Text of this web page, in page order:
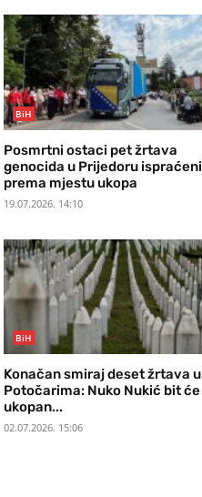
BiH
Posmrtni ostaci pet žrtava
genocida u Prijedoru ispraćeni
prema mjestu ukopa
19.07.2026. 14:10
BiH
Konačan smiraj deset žrtava u
Potočarima: Nuko Nukić bit će
ukopan...
02.07.2026. 15:06